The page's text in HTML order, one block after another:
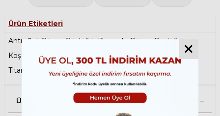
Ürün Etiketleri
Antrefleli Güneş Gözlüğü,Degrade Güneş Gözlüğü
Köşeli Güneş Gözlüğü, Polarize Güneş Gözlüğü ,
Titanyum Güneş Gözlüğü
Ürün Açıklaması